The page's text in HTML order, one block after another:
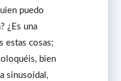
puedo
¿Es una
estas cosas;
bien
sinusoidal,